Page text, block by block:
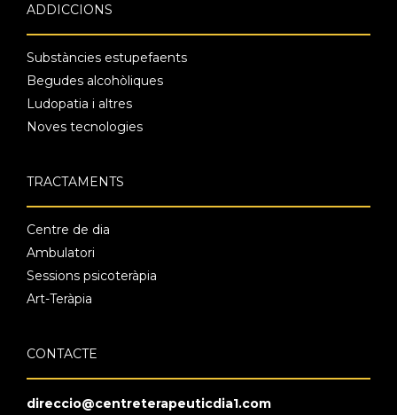
ADDICCIONS
Substàncies estupefaents
Begudes alcohòliques
Ludopatia i altres
Noves tecnologies
TRACTAMENTS
Centre de dia
Ambulatori
Sessions psicoteràpia
Art-Teràpia
CONTACTE
direccio@centreterapeuticdia1.com